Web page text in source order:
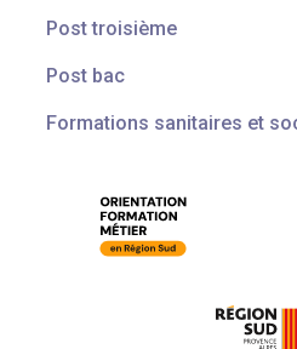
Post troisième
Post bac
Formations sanitaires et